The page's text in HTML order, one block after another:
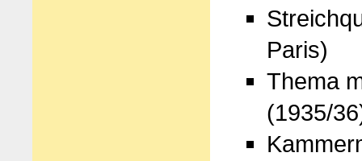
Paris)
Thema
(1935/